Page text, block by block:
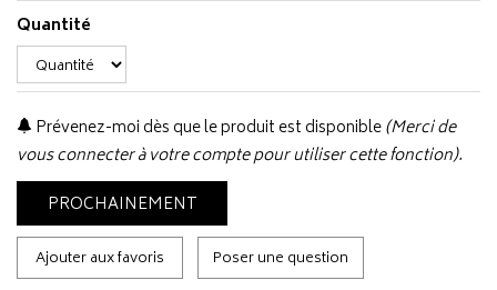
Quantité
Prévenez-moi dès que le produit est disponible(Merci de
vous connecter à votre compte pour utiliser cette fonction).
PROCHAINEMENT
Ajouter aux favoris Poser une question